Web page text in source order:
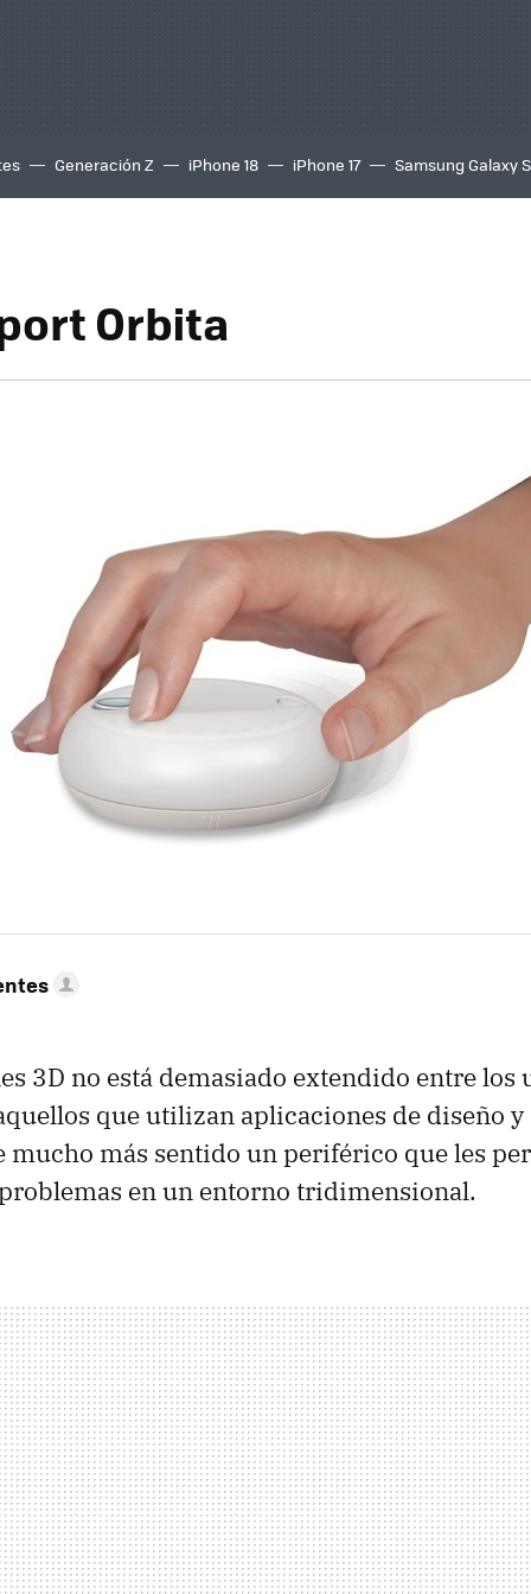
Generación Z iPhone 18 iPhone 17 Samsung Galaxy
Orbita
3D no está demasiado extendido entre los
que utilizan aplicaciones de diseño
mucho más sentido un periférico que les
en un entorno tridimensional.